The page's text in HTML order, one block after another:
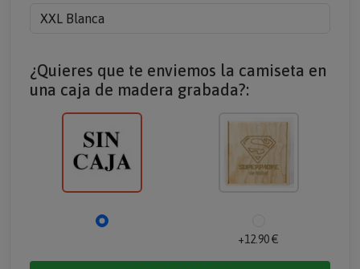
XXL Blanca
¿Quieres que te enviemos la camiseta en
una caja de madera grabada?:
+12.90 €